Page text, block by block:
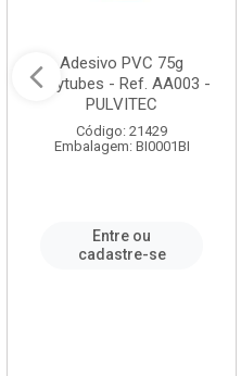
Adesivo PVC 75g
Polytubes - Ref. AA003 -
PULVITEC
Código: 21429
Embalagem: BI0001BI
Entre ou
cadastre-se